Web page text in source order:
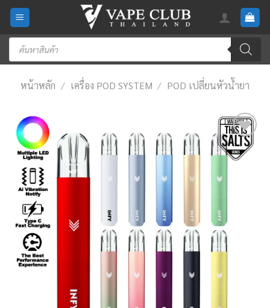
Skip
content
Products
search
หน้าหลัก / เครื่อง POD SYSTEM / POD เปลี่ยนหัวน้ำยา
Add
to